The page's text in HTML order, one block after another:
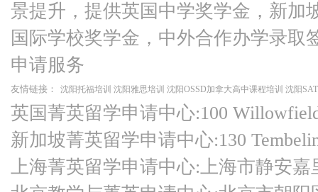
景提升，提供英国中学奖学金，新加
国际学校奖学金，中外合作办学录取
申请服务
友情链接： 沈阳托福培训 沈阳雅思培训 沈阳OSSD加拿大高中课程培训 沈阳
英国菁英留学申请中心:100
新加坡菁英留学申请中心:130
上海菁英留学申请中心:上海市静安嘉